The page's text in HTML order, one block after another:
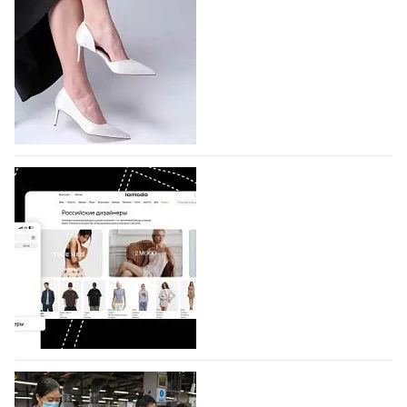
На участие в седьмой Московской неделе моды,
которая пройдет в российской столице с 26 сентября
по 1 октября, уже подано 1047 заявок. Примерно
половину из них (494) прислали дизайнеры,
коллекции которых не были представлены в…
07.08.2026 860
BALLINA представит свои новинки на Euro
Shoes
Компания BALLINA Guangzhou Lihuang Footwear
Co., Ltd., основанная в 2011 году и расположенная в
Гуанчжоу, столице моды Китая, является
профессиональной обувной компанией,
объединяющей разработку, производство и…
07.08.2026 729
На платформе Lamoda - новый раздел и